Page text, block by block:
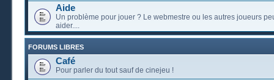
Aide
Un problème pour jouer ? Le webmestre ou les autres joueurs
aider....
FORUMS LIBRES
Café
Pour parler du tout sauf de cinejeu !